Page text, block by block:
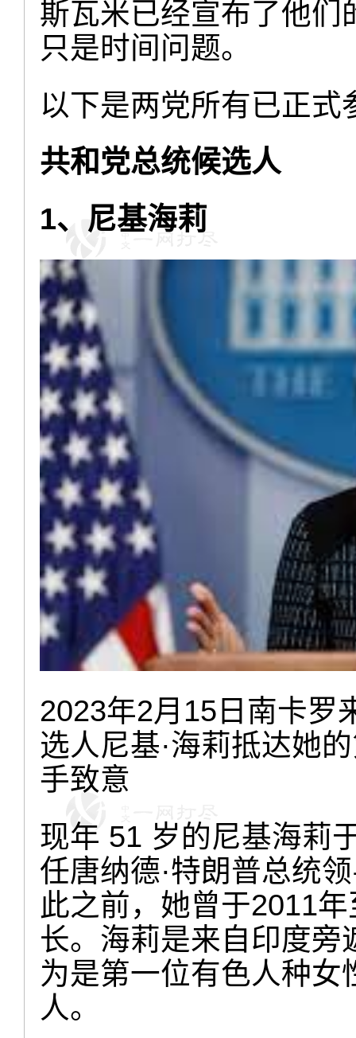
斯瓦米已经宣布了他们
只是时间问题。
以下是两党所有已正
共和党总统候选人
1、尼基海莉
2023年2月15日南卡罗
选人尼基·海莉抵达她
手致意
现年 51 岁的尼基海莉
任唐纳德·特朗普总统
此之前，她曾于2011
长。海莉是来自印度
为是第一位有色人种
人。